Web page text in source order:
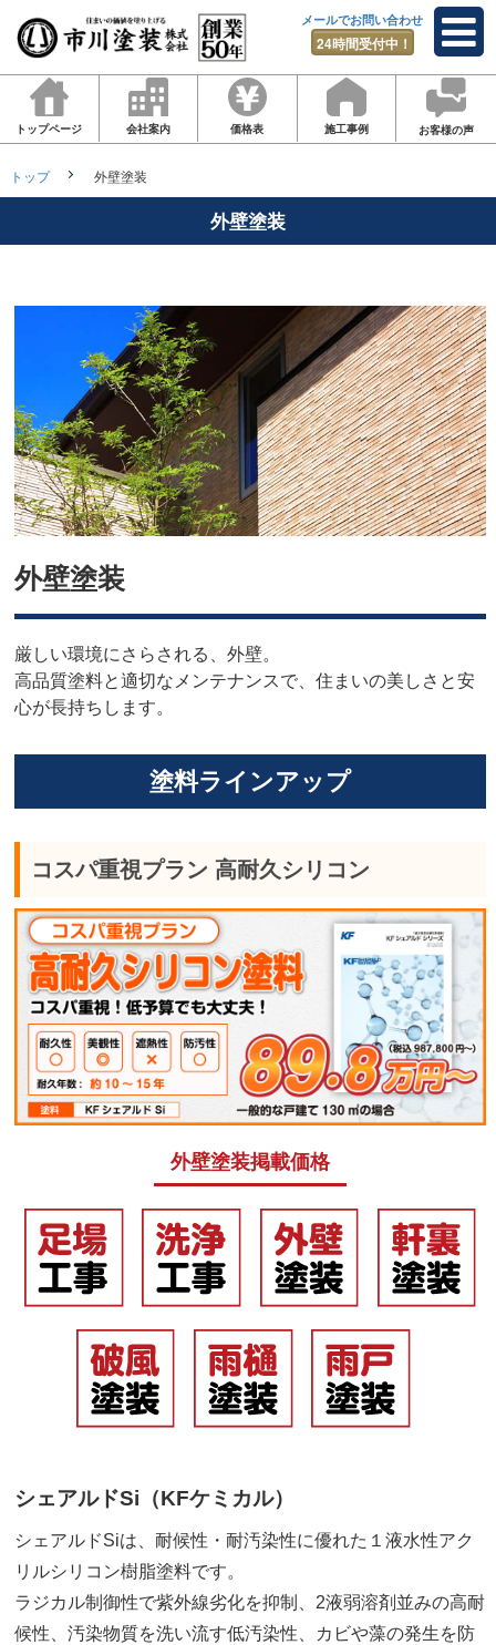
メールでお問い合わせ
24時間受付中！
トップページ 会社案内 価格表 施工事例 お客様の声
トップ 外壁塗装
外壁塗装
外壁塗装
厳しい環境にさらされる、外壁。
高品質塗料と適切なメンテナンスで、住まいの美しさと安
心が長持ちします。
塗料ラインアップ
コスパ重視プラン 高耐久シリコン
外壁塗装掲載価格
シェアルドSi（KFケミカル）
シェアルドSiは、耐候性・耐汚染性に優れた１液水性アク
リルシリコン樹脂塗料です。
ラジカル制御性で紫外線劣化を抑制、2液弱溶剤並みの高耐
候性、汚染物質を洗い流す低汚染性、カビや藻の発生を防